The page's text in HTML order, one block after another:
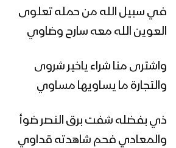
مونتاج زامل استراتيجية
عيسى الليث 1443 هـ
الليث – 1442هـ
زامل محطة كل تقوى |
في سبيل الله من حمله تعلوى
العوين الله معه سارح وضاوي
واشترى منا شراء ياخير شروى
والتجارة ما يساويها مساوي
ذي بفضله شفت برق النصر ضوأ
والمعادي فحم شاهدته قداوي